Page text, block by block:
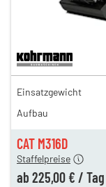
CAT M316D
389,00 €
324,00 €
270,00 €
Staffelpreise
ab 225,00 € / Tag
12,00 €
Einsatzgewicht
Aufbau